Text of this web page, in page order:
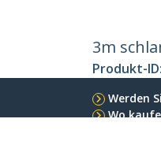
3m
Produkt-ID:
Werden
Wo